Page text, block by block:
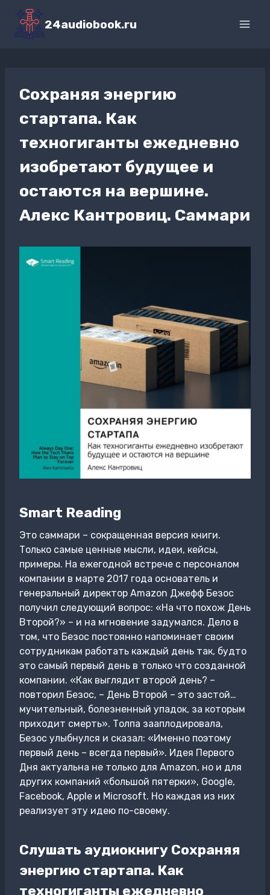
Перейти
содержимому
24audiobook.ru
Сохраняя энергию
стартапа. Как
техногиганты ежедневно
изобретают будущее и
остаются на вершине.
Алекс Кантровиц. Саммари
Smart Reading
Это саммари – сокращенная версия книги.
Только самые ценные мысли, идеи, кейсы,
примеры. На ежегодной встрече с персоналом
компании в марте 2017 года основатель и
генеральный директор Amazon Джефф Безос
получил следующий вопрос: «На что похож День
Второй?» – и на мгновение задумался. Дело в
том, что Безос постоянно напоминает своим
сотрудникам работать каждый день так, будто
это самый первый день в только что созданной
компании. «Как выглядит второй день? –
повторил Безос, – День Второй – это застой…
мучительный, болезненный упадок, за которым
приходит смерть». Толпа зааплодировала,
Безос улыбнулся и сказал: «Именно поэтому
первый день – всегда первый». Идея Первого
Дня актуальна не только для Amazon, но и для
других компаний «большой пятерки», Google,
Facebook, Apple и Microsoft. Но каждая из них
реализует эту идею по-своему.
Слушать аудиокнигу Сохраняя
энергию стартапа. Как
техногиганты ежедневно